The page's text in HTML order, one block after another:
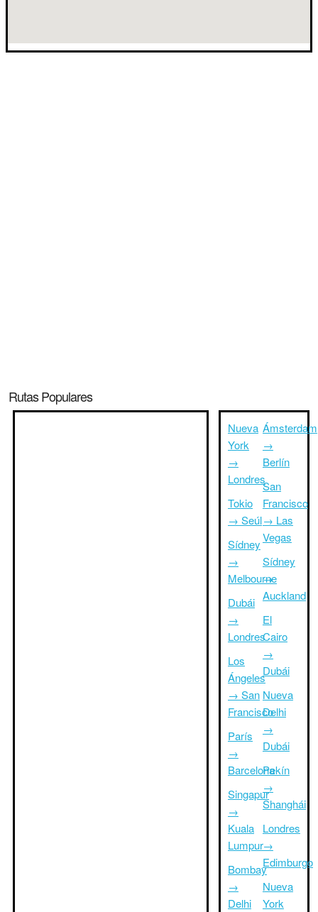
Rutas Populares
Nueva
York
→
Londres
Tokio
→ Seúl
Sídney
→
Melbourne
Dubái
→
Londres
Los
Ángeles
→ San
Francisco
París
→
Barcelona
Singapur
→
Kuala
Lumpur
Bombay
→
Delhi
Ámsterdam
→
Berlín
San
Francisco
→ Las
Vegas
Sídney
→
Auckland
El
Cairo
→
Dubái
Nueva
Delhi
→
Dubái
Pekín
→
Shanghái
Londres
→
Edimburgo
Nueva
York